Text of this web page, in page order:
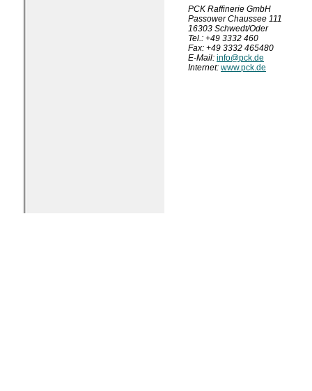
PCK Raffinerie GmbH
Passower Chaussee 111
16303 Schwedt/Oder
Tel.: +49 3332 460
Fax: +49 3332 465480
E-Mail: info@pck.de
Internet: www.pck.de